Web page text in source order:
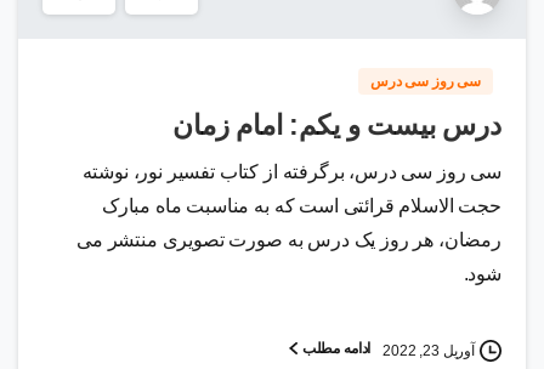
سی روز سی درس
درس بیست و یکم: امام زمان
سی روز سی درس، برگرفته از کتاب تفسیر نور، نوشته
حجت الاسلام قرائتی است که به مناسبت ماه مبارک
رمضان، هر روز یک درس به صورت تصویری منتشر می
شود.
آوریل 23, 2022 ادامه مطلب